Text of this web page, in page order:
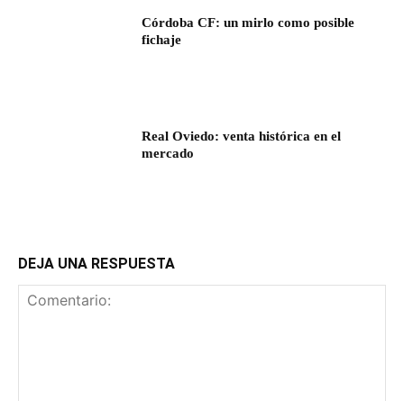
Córdoba CF: un mirlo como posible
fichaje
Real Oviedo: venta histórica en el
mercado
DEJA UNA RESPUESTA